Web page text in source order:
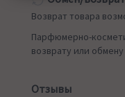
Возврат товара
Парфюмерно-
возврату или обмену
Отзывы